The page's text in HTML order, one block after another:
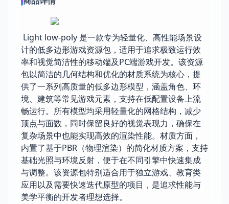
Light low-poly 是一款专为轻量化、高性能场景设
计的低多边形游戏资源包，适用于追求极致运行效
率和视觉简洁性的移动端及PC端游戏开发。该资源
包以简洁的几何结构和优化的材质系统为核心，提
供了一系列高质量的低多边形模型，涵盖角色、环
境、建筑等常见游戏元素，支持在低配置设备上流
畅运行。所有模型均采用轻量化的网格结构，减少
顶点与面数，同时保留良好的视觉表现力，确保在
复杂场景中也能实现高效的渲染性能。材质方面，
内置了基于PBR（物理渲染）的简化材质方案，支持
基础光照与环境反射，便于在不同引擎中快速集成
与调整。该资源包特别适合用于独立游戏、教育类
应用以及需要快速迭代原型的项目，是追求性能与
美学平衡的开发者理想选择。